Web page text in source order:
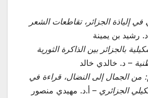
في إلياذة الجزائر، تقاطعات الشعر
رشيد بن يمينة
بالجزائر بين الذاكرة الثورية
– د. خالدي خالد
من الجمال إلى النضال، قراءة في
الجزائري – أ.د. مهيدي منصور